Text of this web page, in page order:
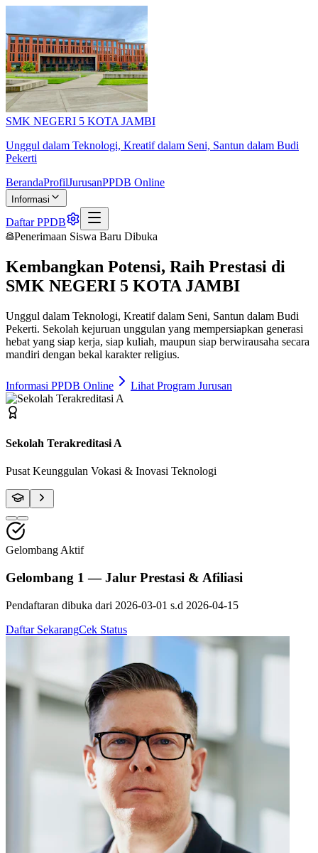
SMK NEGERI 5 KOTA JAMBI
Unggul dalam Teknologi, Kreatif dalam Seni, Santun dalam Budi
Pekerti
BerandaProfilJurusanPPDB Online
Informasi
Daftar PPDB
Penerimaan Siswa Baru Dibuka
Kembangkan Potensi, Raih Prestasi di
SMK NEGERI 5 KOTA JAMBI
Unggul dalam Teknologi, Kreatif dalam Seni, Santun dalam Budi
Pekerti. Sekolah kejuruan unggulan yang mempersiapkan generasi
hebat yang siap kerja, siap kuliah, maupun siap berwirausaha secara
mandiri dengan bekal karakter religius.
Informasi PPDB Online Lihat Program Jurusan
Fasilitas Bengkel Modern
Praktik Berstandar Industri & Sertifikasi Profesi
Gelombang Aktif
Gelombang 1 — Jalur Prestasi & Afiliasi
Pendaftaran dibuka dari 2026-03-01 s.d 2026-04-15
Daftar SekarangCek Status